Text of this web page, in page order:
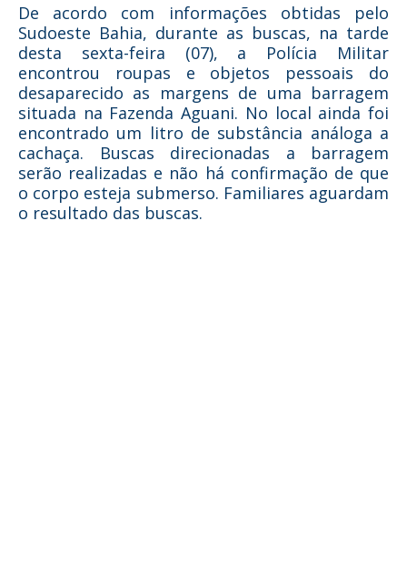
De acordo com informações obtidas pelo
Sudoeste Bahia, durante as buscas, na tarde
desta sexta-feira (07), a Polícia Militar
encontrou roupas e objetos pessoais do
desaparecido as margens de uma barragem
situada na Fazenda Aguani. No local ainda foi
encontrado um litro de substância análoga a
cachaça. Buscas direcionadas a barragem
serão realizadas e não há confirmação de que
o corpo esteja submerso. Familiares aguardam
o resultado das buscas.